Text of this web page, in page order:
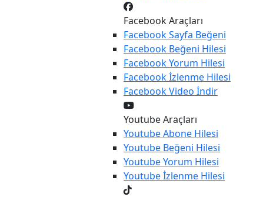
Facebook Araçları
FacebookSayfa Beğeni
Facebook Beğeni Hilesi
FacebookYorum Hilesi
Facebookİzlenme Hilesi
FacebookVideo İndir
Youtube Araçları
YoutubeAbone Hilesi
Youtube Beğeni Hilesi
YoutubeYorum Hilesi
Youtubeİzlenme Hilesi